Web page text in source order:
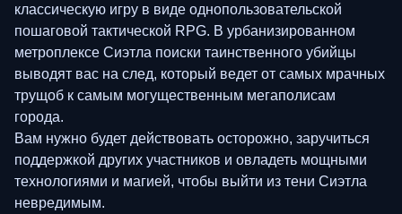
классическую игру в виде однопользовательской
пошаговой тактической RPG. В урбанизированном
метроплексе Сиэтла поиски таинственного убийцы
выводят вас на след, который ведет от самых мрачных
трущоб к самым могущественным мегаполисам
города.
Вам нужно будет действовать осторожно, заручиться
поддержкой других участников и овладеть мощными
технологиями и магией, чтобы выйти из тени Сиэтла
невредимым.